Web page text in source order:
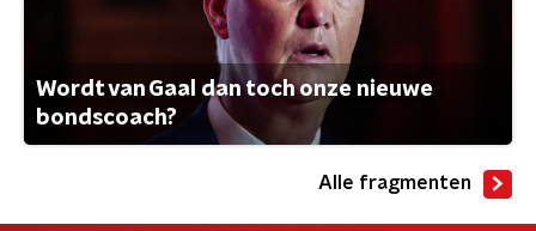
Wordt van Gaal dan toch onze nieuwe
bondscoach?
Alle fragmenten